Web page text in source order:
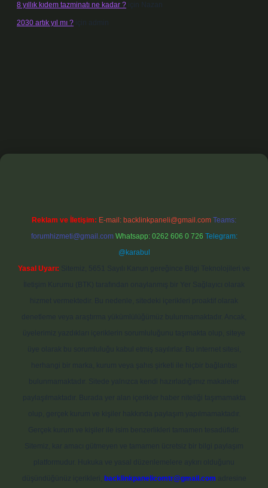
8 yıllık kıdem tazminatı ne kadar ? için Nazan
2030 artık yıl mı ? için admin
Reklam ve İletişim: E-mail: backlinkpaneli@gmail.com Teams:
forumhizmeti@gmail.com Whatsapp: 0262 606 0 726 Telegram:
@karabul
Yasal Uyarı:
backlinkpanelicomtr@gmail.com